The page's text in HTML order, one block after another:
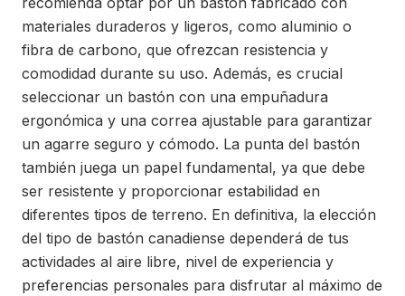
materiales duraderos y ligeros, como aluminio o
fibra de carbono, que ofrezcan resistencia y
comodidad durante su uso. Además, es crucial
seleccionar un bastón con una empuñadura
ergonómica y una correa ajustable para garantizar
un agarre seguro y cómodo. La punta del bastón
también juega un papel fundamental, ya que debe
ser resistente y proporcionar estabilidad en
diferentes tipos de terreno. En definitiva, la elección
del tipo de bastón canadiense dependerá de tus
actividades al aire libre, nivel de experiencia y
preferencias personales para disfrutar al máximo de